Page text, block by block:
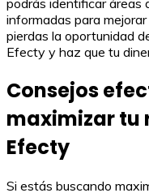
podrás identificar áreas
informadas para
pierdas la oportunidad
Efecty y haz que tu
Consejos
maximizar tu
Efecty
Si estás buscando